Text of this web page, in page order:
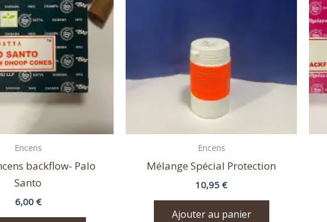
Encens
backflow- Palo
Santo
6,00 €
Encens
Mélange Spécial Protection
10,95 €
Ajouter au panier